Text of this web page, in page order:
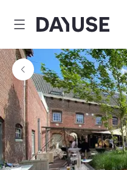
Dayuse